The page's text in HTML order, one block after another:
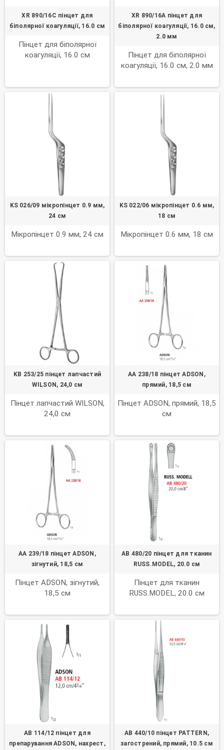
XR 890/16C пінцет для
біполярної коагуляції, 16.0 см
Пінцет для біполярної
коагуляції, 16.0 см
XR 890/16A пінцет для
біполярної коагуляції, 16.0 см,
2.0 мм
Пінцет для біполярної
коагуляції, 16.0 см, 2.0 мм
KS 026/09 мікропінцет 0.9 мм,
24 см
Мікропінцет 0.9 мм, 24 см
KS 022/06 мікропінцет 0.6 мм,
18 см
Мікропінцет 0.6 мм, 18 см
KB 253/25 пінцет лапчастий
WILSON, 24,0 см
Пінцет лапчастий WILSON,
24,0 см
AA 238/18 пінцет ADSON,
прямий, 18,5 см
Пінцет ADSON, прямий, 18,5
см
AA 239/18 пінцет ADSON,
зігнутий, 18,5 см
Пінцет ADSON, зігнутий,
18,5 см
AB 480/20 пінцет для тканин
RUSS.MODEL, 20.0 см
Пінцет для тканин
RUSS.MODEL, 20.0 см
AB 114/12 пінцет для
препарування ADSON, нахрест,
AB 440/10 пінцет PATTERN,
загострений, прямий, 10.5 см